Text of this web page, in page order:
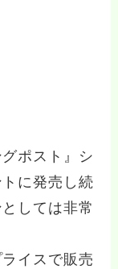
ポスト』シ
に発売し続
しては非常
イスで販売